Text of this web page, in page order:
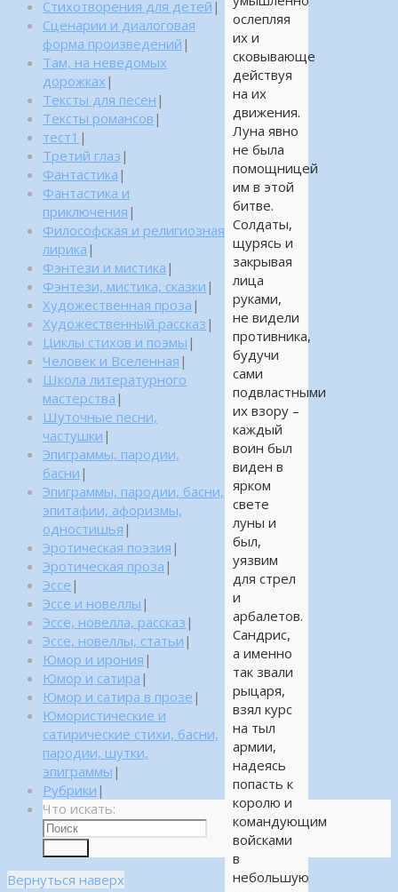
ослепляя
их и
сковывающе
действуя
на их
движения.
Луна явно
не была
помощницей
им в этой
битве.
Солдаты,
щурясь и
закрывая
лица
руками,
не видели
противника,
будучи
сами
подвластными
их взору –
каждый
воин был
виден в
ярком
свете
луны и
был,
уязвим
для стрел
и
арбалетов.
Сандрис,
а именно
так звали
рыцаря,
взял курс
на тыл
армии,
надеясь
попасть к
королю и
командующим
войсками
в
небольшую
Стихотворения для детей |
Сценарии и диалоговая
форма произведений |
Там, на неведомых
дорожках |
Тексты для песен |
Тексты романсов |
тест1 |
Третий глаз |
Фантастика |
Фантастика и
приключения |
Философская и религиозная
лирика |
Фэнтези и мистика |
Фэнтези, мистика, сказки |
Художественная проза |
Художественный рассказ |
Циклы стихов и поэмы |
Человек и Вселенная |
Школа литературного
мастерства |
Шуточные песни,
частушки |
Эпиграммы, пародии,
басни |
Эпиграммы, пародии, басни,
эпитафии, афоризмы,
одностишья |
Эротическая поэзия |
Эротическая проза |
Эссе |
Эссе и новеллы |
Эссе, новелла, рассказ |
Эссе, новеллы, статьи |
Юмор и ирония |
Юмор и сатира |
Юмор и сатира в прозе |
Юмористические и
сатирические стихи, басни,
пародии, шутки,
эпиграммы |
Рубрики |
Что искать:
Вернуться наверх